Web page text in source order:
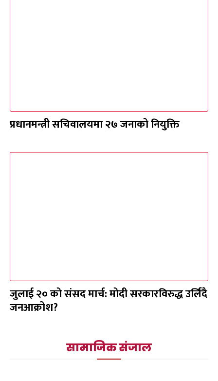
प्रधानमन्त्री सचिवालयमा २७ जनाको नियुक्ति
जुलाई २० को संसद मार्च: मोदी सरकारविरुद्ध उर्लिंदै
जनआक्रोश?
सामाजिक संजाल